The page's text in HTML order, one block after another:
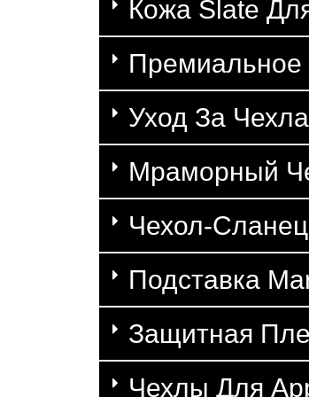
Кожа Slate
Премиальное
Уход За
Мраморный
Чехол-
Подставка
Защитная
Чехлы Для